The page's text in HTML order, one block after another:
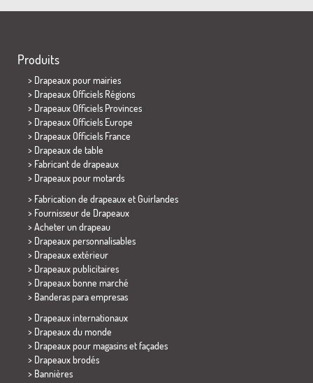
Produits
> Drapeaux pour mairies
> Drapeaux Officiels Régions
> Drapeaux Officiels Provinces
> Drapeaux Officiels Europe
> Drapeaux Officiels France
> Drapeaux de table
> Fabricant de drapeaux
> Drapeaux pour motards
> Fabrication de drapeaux et Guirlandes
> Fournisseur de Drapeaux
> Acheter un drapeau
> Drapeaux personnalisables
> Drapeaux extérieur
> Drapeaux publicitaires
> Drapeaux bonne marché
> Banderas para empresas
> Drapeaux internationaux
> Drapeaux du monde
> Drapeaux pour magasins et façades
> Drapeaux brodés
> Bannières